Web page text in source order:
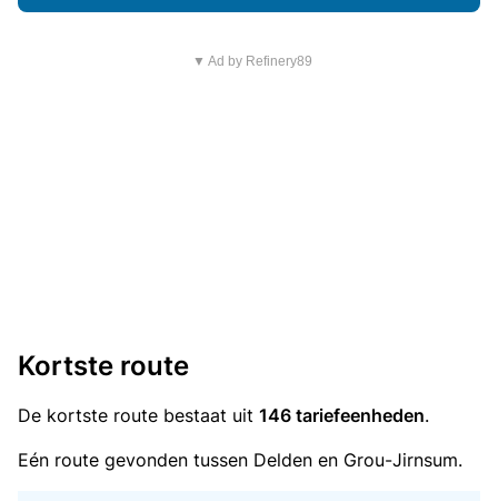
▼ Ad by Refinery89
Kortste route
De kortste route bestaat uit 146 tariefeenheden.
Eén route gevonden tussen Delden en Grou-Jirnsum.